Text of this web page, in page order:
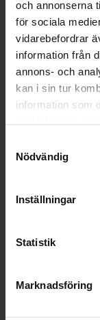
och annonserna
för sociala
vidarebefordrar
information från
annons- och
kan i sin tur
information som
Nödvändig
Inställningar
Statistik
Marknadsföring
Boendeform:
Rum: 2
Boarea: 43 kvm
Våning:
4
Avgift: 3 634 kr/
Pris: 3 695 000
Dokument